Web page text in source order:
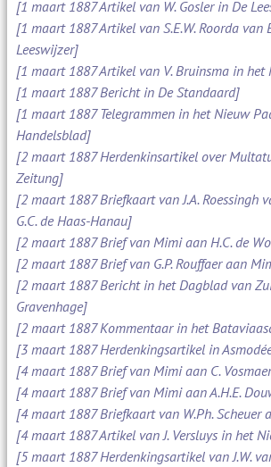
[1 maart 1887 Artikel van W. Gosler in De
[1 maart 1887 Artikel van S.E.W. Roorda van
Leeswijzer]
[1 maart 1887 Artikel van V. Bruinsma in
[1 maart 1887 Bericht in De Standaard]
[1 maart 1887 Telegrammen in het Nieuw
Handelsblad]
[2 maart 1887 Herdenkinsartikel over
Zeitung]
[2 maart 1887 Briefkaart van J.A. Roessingh
G.C. de Haas-Hanau]
[2 maart 1887 Brief van Mimi aan H.C. de
[2 maart 1887 Brief van G.P. Rouffaer aan
[2 maart 1887 Bericht in het Dagblad van
Gravenhage]
[2 maart 1887 Kommentaar in het
[3 maart 1887 Herdenkingsartikel in
[4 maart 1887 Brief van Mimi aan C.
[4 maart 1887 Brief van Mimi aan A.H.E.
[4 maart 1887 Briefkaart van W.Ph. Scheuer
[4 maart 1887 Artikel van J. Versluys in het
[5 maart 1887 Herdenkingsartikel van J.W.